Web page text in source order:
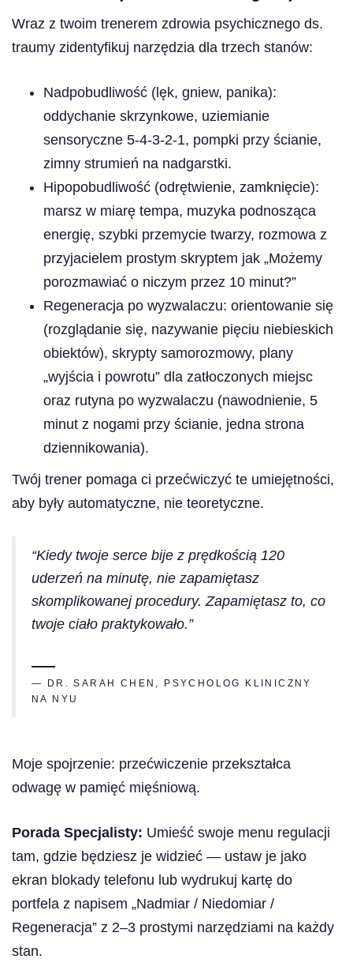
Wraz z twoim trenerem zdrowia psychicznego ds.
traumy zidentyfikuj narzędzia dla trzech stanów:
Nadpobudliwość (lęk, gniew, panika):
oddychanie skrzynkowe, uziemianie
sensoryczne 5-4-3-2-1, pompki przy ścianie,
zimny strumień na nadgarstki.
Hipopobudliwość (odrętwienie, zamknięcie):
marsz w miarę tempa, muzyka podnosząca
energię, szybki przemycie twarzy, rozmowa z
przyjacielem prostym skryptem jak „Możemy
porozmawiać o niczym przez 10 minut?”
Regeneracja po wyzwalaczu: orientowanie się
(rozglądanie się, nazywanie pięciu niebieskich
obiektów), skrypty samorozmowy, plany
„wyjścia i powrotu” dla zatłoczonych miejsc
oraz rutyna po wyzwalaczu (nawodnienie, 5
minut z nogami przy ścianie, jedna strona
dziennikowania).
Twój trener pomaga ci przećwiczyć te umiejętności,
aby były automatyczne, nie teoretyczne.
“Kiedy twoje serce bije z prędkością 120
uderzeń na minutę, nie zapamiętasz
skomplikowanej procedury. Zapamiętasz to, co
twoje ciało praktykowało.”
— DR. SARAH CHEN, PSYCHOLOG KLINICZNY
NA NYU
Moje spojrzenie: przećwiczenie przekształca
odwagę w pamięć mięśniową.
Porada Specjalisty: Umieść swoje menu regulacji
tam, gdzie będziesz je widzieć — ustaw je jako
ekran blokady telefonu lub wydrukuj kartę do
portfela z napisem „Nadmiar / Niedomiar /
Regeneracja” z 2–3 prostymi narzędziami na każdy
stan.